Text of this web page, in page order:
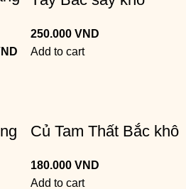
250.000 VND
Add to cart
Củ Tam Thất Bắc khô
180.000 VND
Add to cart